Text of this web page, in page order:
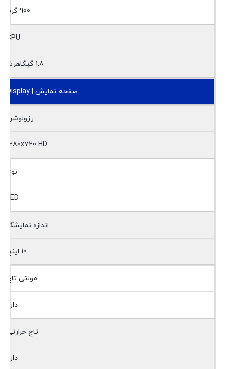
900 گرم
CPU
1.8 گیگاهرتز
صفحه نمایش | Display
رزولوشن
1280x720 HD
نوع
LED
اندازه نمایشگر
10 اینچ
مولتی تاچ
دارد
تاچ حرارتی
دارد